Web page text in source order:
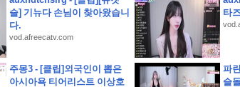
체 펜션 추천
여행 (영동 와인터널 및 레인보우 힐링센터 입장료 할인 등)
직 시음 후기
슬] 기뉴다 손님이 찾아왔습니
다.
vod.afreecatv.com
타
주몽3 - [클립]외국인이 뽑은
아시아욕 티어리스트 이상호
파
슬